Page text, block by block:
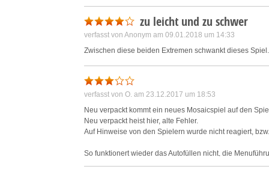
zu leicht und zu schwer
verfasst von Anonym am 09.01.2018 um 14:33
Zwischen diese beiden Extremen schwankt dieses
verfasst von O. am 23.12.2017 um 18:53
Neu verpackt kommt ein neues Mosaicspiel auf den
Neu verpackt heist hier, alte Fehler.
Auf Hinweise von den Spielern wurde nicht reagiert,
So funktionert wieder das Autofüllen nicht, die
Viele Nonogramme lassen sich mit Logik nicht lösen,